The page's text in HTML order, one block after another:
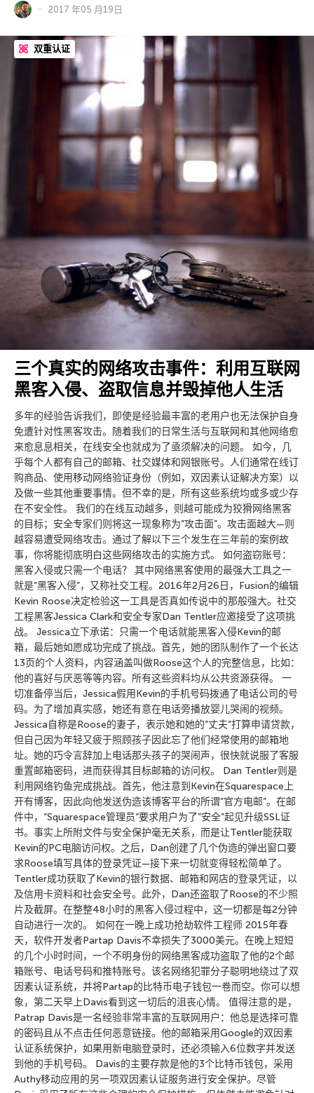
2017 年05 月19日
双重认证
三个真实的网络攻击事件：利用互联网
黑客入侵、盗取信息并毁掉他人生活
多年的经验告诉我们，即使是经验最丰富的老用户也无法保护自身
免遭针对性黑客攻击。随着我们的日常生活与互联网和其他网络愈
来愈息息相关，在线安全也就成为了亟须解决的问题。 如今，几
乎每个人都有自己的邮箱、社交媒体和网银账号。人们通常在线订
购商品、使用移动网络验证身份（例如，双因素认证解决方案）以
及做一些其他重要事情。但不幸的是，所有这些系统均或多或少存
在不安全性。 我们的在线互动越多，则越可能成为狡猾网络黑客
的目标；安全专家们则将这一现象称为”攻击面”。攻击面越大—则
越容易遭受网络攻击。通过了解以下三个发生在三年前的案例故
事，你将能彻底明白这些网络攻击的实施方式。 如何盗窃账号：
黑客入侵或只需一个电话？ 其中网络黑客使用的最强大工具之一
就是”黑客入侵”，又称社交工程。2016年2月26日，Fusion的编辑
Kevin Roose决定检验这一工具是否真如传说中的那般强大。社交
工程黑客Jessica Clark和安全专家Dan Tentler应邀接受了这项挑
战。 Jessica立下承诺：只需一个电话就能黑客入侵Kevin的邮
箱，最后她如愿成功完成了挑战。首先，她的团队制作了一个长达
13页的个人资料，内容涵盖叫做Roose这个人的完整信息，比如：
他的喜好与厌恶等等内容。所有这些资料均从公共资源获得。 一
切准备停当后，Jessica假用Kevin的手机号码拨通了电话公司的号
码。为了增加真实感，她还有意在电话旁播放婴儿哭闹的视频。
Jessica自称是Roose的妻子，表示她和她的”丈夫”打算申请贷款，
但自己因为年轻又疲于照顾孩子因此忘了他们经常使用的邮箱地
址。她的巧令言辞加上电话那头孩子的哭闹声，很快就说服了客服
重置邮箱密码，进而获得其目标邮箱的访问权。 Dan Tentler则是
利用网络钓鱼完成挑战。首先，他注意到Kevin在Squarespace上
开有博客，因此向他发送伪造该博客平台的所谓”官方电邮”。在邮
件中，”Squarespace管理员”要求用户为了”安全”起见升级SSL证
书。事实上所附文件与安全保护毫无关系，而是让Tentler能获取
Kevin的PC电脑访问权。之后，Dan创建了几个伪造的弹出窗口要
求Roose填写具体的登录凭证—接下来一切就变得轻松简单了。
Tentler成功获取了Kevin的银行数据、邮箱和网店的登录凭证，以
及信用卡资料和社会安全号。此外，Dan还盗取了Roose的不少照
片及截屏。在整整48小时的黑客入侵过程中，这一切都是每2分钟
自动进行一次的。 如何在一晚上成功抢劫软件工程师 2015年春
天，软件开发者Partap Davis不幸损失了3000美元。在晚上短短
的几个小时时间，一个不明身份的网络黑客成功盗取了他的2个邮
箱账号、电话号码和推特账号。该名网络犯罪分子聪明地绕过了双
因素认证系统，并将Partap的比特币电子钱包一卷而空。你可以想
象，第二天早上Davis看到这一切后的沮丧心情。 值得注意的是，
Patrap Davis是一名经验非常丰富的互联网用户：他总是选择可靠
的密码且从不点击任何恶意链接。他的邮箱采用Google的双因素
认证系统保护，如果用新电脑登录时，还必须输入6位数字并发送
到他的手机号码。 Davis的主要存款是他的3个比特币钱包，采用
Authy移动应用的另一项双因素认证服务进行安全保护。尽管